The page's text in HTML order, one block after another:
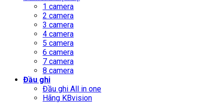
1 camera
2 camera
3 camera
4 camera
5 camera
6 camera
7 camera
8 camera
Đầu ghi
Đầu ghi All in one
Hãng KBvision